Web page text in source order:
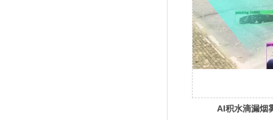
AI积水滴漏烟